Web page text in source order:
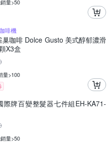
量>50
啡機
巢咖啡 Dolce Gusto 美式醇郁濃滑
X3盒
量>100
際牌百變整髮器七件組EH-KA71-
量>50